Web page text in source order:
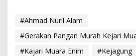
#Ahmad Nuril Alam
#Gerakan Pangan Murah Kejari
#Kajari Muara Enim
#Kejagung